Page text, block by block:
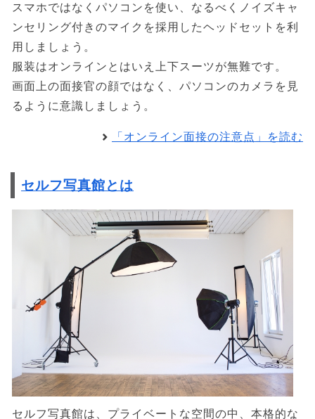
スマホではなくパソコンを使い、なるべくノイズキャ
ンセリング付きのマイクを採用したヘッドセットを利
用しましょう。
服装はオンラインとはいえ上下スーツが無難です。
画面上の面接官の顔ではなく、パソコンのカメラを見
るように意識しましょう。
「オンライン面接の注意点」を読む
セルフ写真館とは
セルフ写真館は、プライベートな空間の中、本格的な